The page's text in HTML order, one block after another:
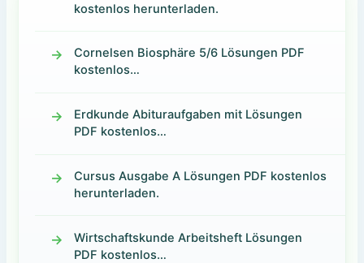
kostenlos herunterladen.
Cornelsen Biosphäre 5/6 Lösungen PDF
kostenlos…
Erdkunde Abituraufgaben mit Lösungen
PDF kostenlos…
Cursus Ausgabe A Lösungen PDF kostenlos
herunterladen.
Wirtschaftskunde Arbeitsheft Lösungen
PDF kostenlos…